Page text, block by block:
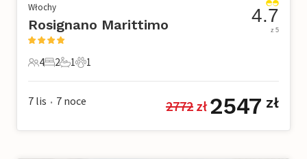
Włochy
Rosignano Marittimo
4 Goście
4
2 Sypialnie
2
1 Łazienka
1
1 Zwierzę domowe
1
4.7
z 5
7 lis • 7 noce 2772 zł 2547 zł